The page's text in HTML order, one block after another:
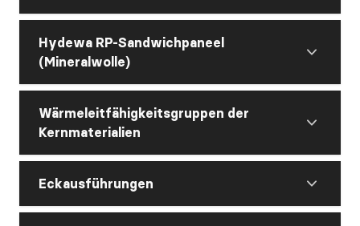
Hydewa RP-Sandwichpaneel
(Mineralwolle)
Wärmeleitfähigkeitsgruppen der
Kernmaterialien
Eckausführungen